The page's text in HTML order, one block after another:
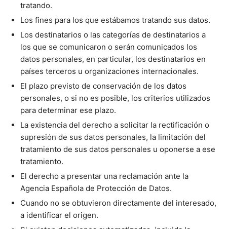
tratando.
Los fines para los que estábamos tratando sus datos.
Los destinatarios o las categorías de destinatarios a
los que se comunicaron o serán comunicados los
datos personales, en particular, los destinatarios en
países terceros u organizaciones internacionales.
El plazo previsto de conservación de los datos
personales, o si no es posible, los criterios utilizados
para determinar ese plazo.
La existencia del derecho a solicitar la rectificación o
supresión de sus datos personales, la limitación del
tratamiento de sus datos personales u oponerse a ese
tratamiento.
El derecho a presentar una reclamación ante la
Agencia Española de Protección de Datos.
Cuando no se obtuvieron directamente del interesado,
a identificar el origen.